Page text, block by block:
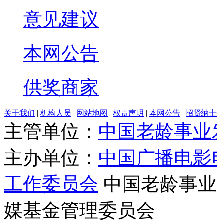
意见建议
本网公告
供奖商家
关于我们 | 机构人员 | 网站地图 | 权责声明 | 本网公告 | 招贤纳士
主管单位： 中国老龄事
主办单位： 中国广播电
工作委员会 中国老龄事
媒基金管理委员会